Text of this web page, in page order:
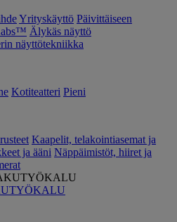
Yrityskäyttö Päivittäiseen
Älykäs näyttö
näyttötekniikka
Kotiteatteri Pieni
Kaapelit, telakointiasemat ja
ja ääni Näppäimistöt, hiiret ja